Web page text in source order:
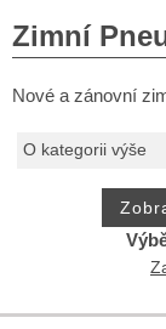
Zimní
Nové a zánovní
O kategorii výše